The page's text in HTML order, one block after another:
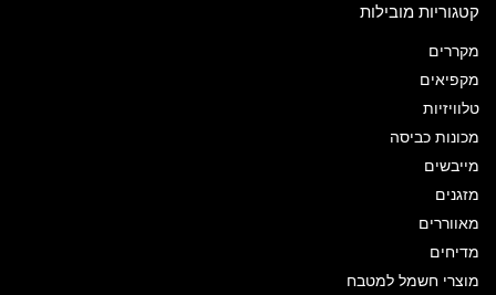
קטגוריות מובילות
מקררים
מקפיאים
טלוויזיות
מכונות כביסה
מייבשים
מזגנים
מאווררים
מדיחים
מוצרי חשמל למטבח